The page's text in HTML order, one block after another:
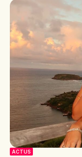
ACTUS